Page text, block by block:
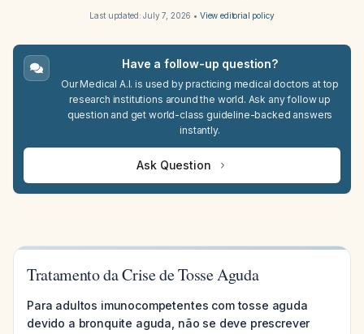
Last updated:July 7, 2026 • View editorial policy
Have a follow-up question?
Our Medical A.I. is used by practicing medical doctors at top
research institutions around the world. Ask any follow up
question and get world-class guideline-backed answers
instantly.
Ask Question
Tratamento da Crise de Tosse Aguda
Para adultos imunocompetentes com tosse aguda
devido a bronquite aguda, não se deve prescrever